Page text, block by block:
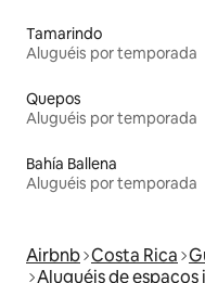
Tamarindo
Aluguéis por temporada
Quepos
Aluguéis por temporada
Bahía Ballena
Aluguéis por temporada
Airbnb Costa Rica
Aluguéis de